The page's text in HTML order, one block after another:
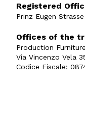
Registered
Prinz Eugen
Offices of the
Production
Via Vincenzo Vela
Codice Fiscale: